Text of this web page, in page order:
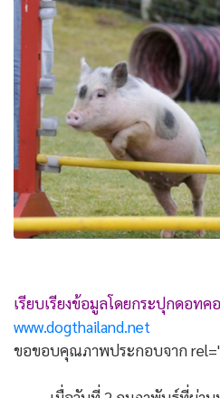
เรียบเรียงข้อมูลโดยกระปุกดอทค
www.dogthailand.net
ขอขอบคุณภาพประกอบจาก